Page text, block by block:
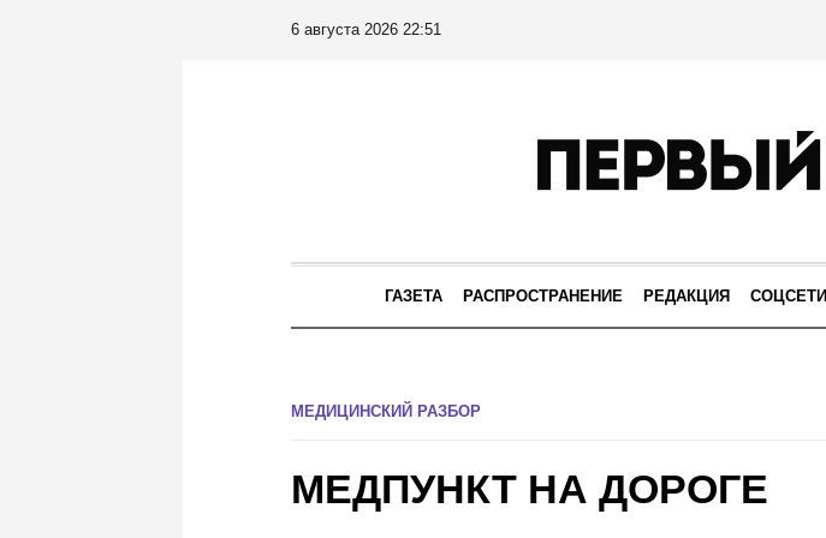
6 августа 2026 22:51
ГАЗЕТА РАСПРОСТРАНЕНИЕ РЕДАКЦИЯ СОЦСЕТИ
МЕДИЦИНСКИЙ РАЗБОР
МЕДПУНКТ НА ДОРОГЕ